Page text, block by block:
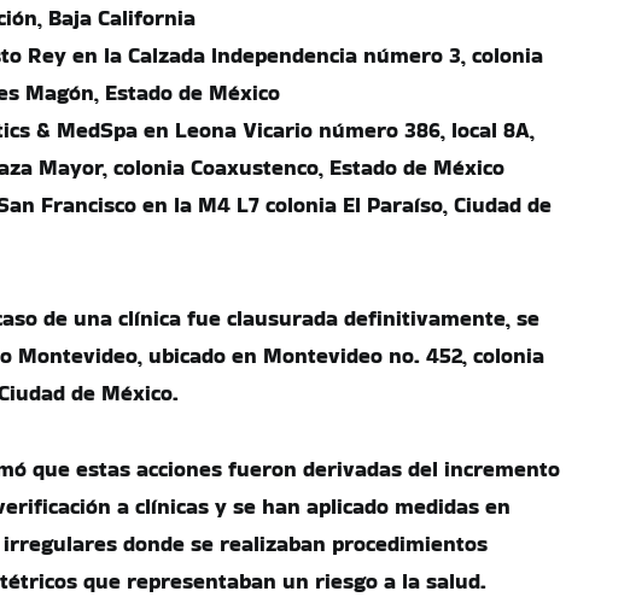
Baja California
Rey en la Calzada Independencia número 3, colonia
Magón, Estado de México
& MedSpa en Leona Vicario número 386, local 8A,
Mayor, colonia Coaxustenco, Estado de México
Francisco en la M4 L7 colonia El Paraíso, Ciudad de
de una clínica fue clausurada definitivamente, se
Montevideo, ubicado en Montevideo no. 452, colonia
de México.
que estas acciones fueron derivadas del incremento
a clínicas y se han aplicado medidas en
donde se realizaban procedimientos
que representaban un riesgo a la salud.